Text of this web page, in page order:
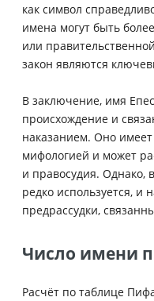
как символ
имена могут быть
или
закон являются
В заключение, имя
происхождение и
наказанием. Оно
мифологией и может
и правосудия. Однако,
редко используется, и
предрассудки,
Число имени
Расчёт по таблице